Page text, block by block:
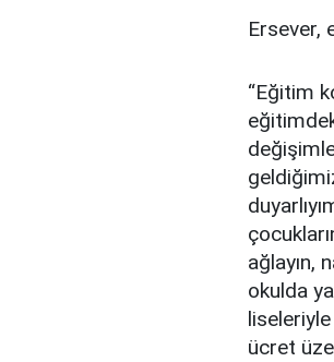
Ersever,
“Eğitim
ağlayın,
okulda
ücret